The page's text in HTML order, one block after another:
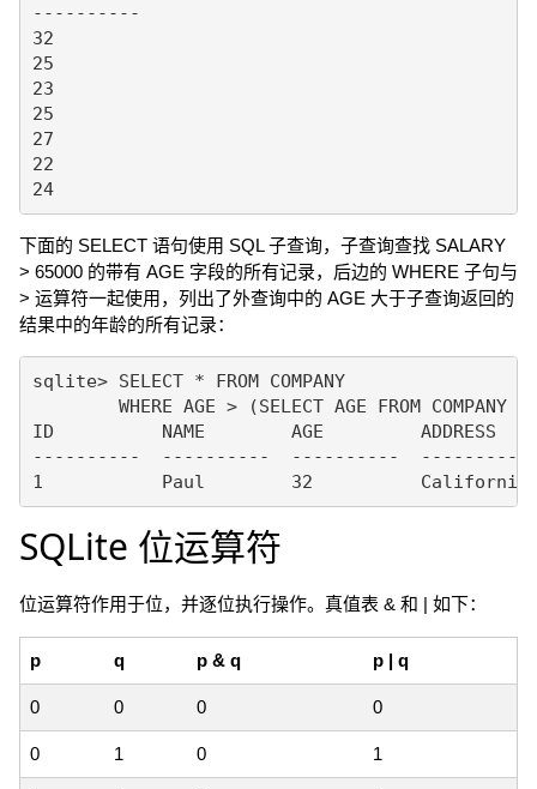
----------
32
25
23
25
27
22
24
下面的 SELECT 语句使用 SQL 子查询，子查询查找 SALARY
> 65000 的带有 AGE 字段的所有记录，后边的 WHERE 子句与
> 运算符一起使用，列出了外查询中的 AGE 大于子查询返回的
结果中的年龄的所有记录：
sqlite> SELECT * FROM COMPANY
WHERE AGE > (SELECT AGE FROM COMPANY
ID          NAME        AGE         ADDRESS
----------  ----------  ----------  ----------
SQLite 位运算符
位运算符作用于位，并逐位执行操作。真值表 & 和 | 如下：
p q p & q p | q
0 0 0 0
0 1 0 1